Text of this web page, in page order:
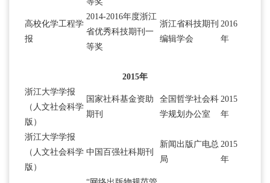
高校化学工程学
报
2014-2016年度浙江
省优秀科技期刊一
等奖
浙江省科技期刊
编辑学会
2016
年
2015年
浙江大学学报
（人文社会科学
版）
国家社科基金资助
期刊
全国哲学社会科
学规划办公室
2015
年
浙江大学学报
（人文社会科学
版）
中国百强社科期刊
新闻出版广电总
局
2015
年